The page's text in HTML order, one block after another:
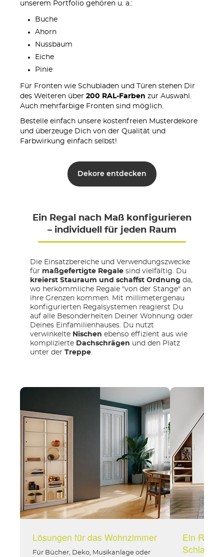
unserem Portfolio gehören u. a.:
Buche
Ahorn
Nussbaum
Eiche
Pinie
Für Fronten wie Schubladen und Türen stehen Dir
des Weiteren über 200 RAL-Farben zur Auswahl.
Auch mehrfarbige Fronten sind möglich.
Bestelle einfach unsere kostenfreien Musterdekore
und überzeuge Dich von der Qualität und
Farbwirkung einfach selbst!
Dekore entdecken
Ein Regal nach Maß konfigurieren
– individuell für jeden Raum
Die Einsatzbereiche und Verwendungszwecke
für maßgefertigte Regale sind vielfältig. Du
kreierst Stauraum und schaffst Ordnung da,
wo herkömmliche Regale "von der Stange" an
ihre Grenzen kommen. Mit millimetergenau
konfigurierten Regalsystemen reagierst Du
auf alle Besonderheiten Deiner Wohnung oder
Deines Einfamilienhauses. Du nutzt
verwinkelte Nischen ebenso effizient aus wie
komplizierte Dachschrägen und den Platz
unter der Treppe
Lösungen für das Wohnzimmer
Für Bücher, Deko, Musikanlage oder
Ein